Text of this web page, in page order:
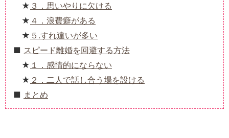
３．思いやりに欠ける
４．浪費癖がある
５.すれ違いが多い
スピード離婚を回避する方法
１．感情的にならない
２．二人で話し合う場を設ける
まとめ